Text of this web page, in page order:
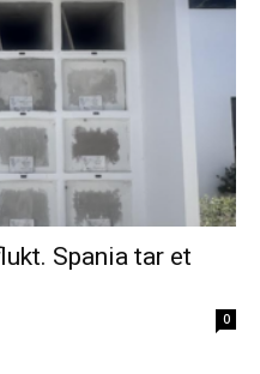
Spania tar et
0